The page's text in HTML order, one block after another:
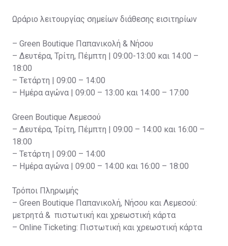
Ωράριο λειτουργίας σημείων διάθεσης εισιτηρίων
– Green Boutique Παπανικολή & Νήσου
– Δευτέρα, Τρίτη, Πέμπτη | 09:00-13:00 και 14:00 –
18:00
– Τετάρτη | 09:00 – 14:00
– Ημέρα αγώνα | 09:00 – 13:00 και 14:00 – 17:00
Green Boutique Λεμεσού
– Δευτέρα, Τρίτη, Πέμπτη | 09:00 – 14:00 και 16:00 –
18:00
– Τετάρτη | 09:00 – 14:00
– Ημέρα αγώνα | 09:00 – 14:00 και 16:00 – 18:00
Τρόποι Πληρωμής
– Green Boutique Παπανικολή, Νήσου και Λεμεσού:
μετρητά & πιστωτική και χρεωστική κάρτα
– Online Ticketing: Πιστωτική και χρεωστική κάρτα